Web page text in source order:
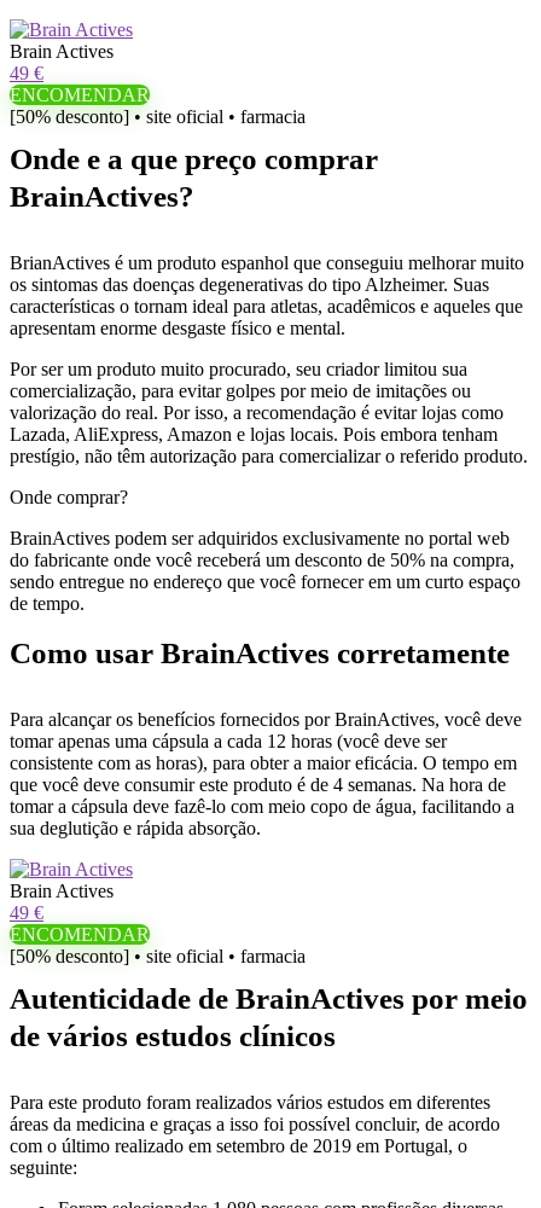
Brain Actives
49 €
ENCOMENDAR
[50% desconto] • site oficial • farmacia
Onde e a que preço comprar
BrainActives?
BrianActives é um produto espanhol que conseguiu melhorar muito
os sintomas das doenças degenerativas do tipo Alzheimer. Suas
características o tornam ideal para atletas, acadêmicos e aqueles que
apresentam enorme desgaste físico e mental.
Por ser um produto muito procurado, seu criador limitou sua
comercialização, para evitar golpes por meio de imitações ou
valorização do real. Por isso, a recomendação é evitar lojas como
Lazada, AliExpress, Amazon e lojas locais. Pois embora tenham
prestígio, não têm autorização para comercializar o referido produto.
Onde comprar?
BrainActives podem ser adquiridos exclusivamente no portal web
do fabricante onde você receberá um desconto de 50% na compra,
sendo entregue no endereço que você fornecer em um curto espaço
de tempo.
Como usar BrainActives corretamente
Para alcançar os benefícios fornecidos por BrainActives, você deve
tomar apenas uma cápsula a cada 12 horas (você deve ser
consistente com as horas), para obter a maior eficácia. O tempo em
que você deve consumir este produto é de 4 semanas. Na hora de
tomar a cápsula deve fazê-lo com meio copo de água, facilitando a
sua deglutição e rápida absorção.
Brain Actives
49 €
ENCOMENDAR
[50% desconto] • site oficial • farmacia
Autenticidade de BrainActives por meio
de vários estudos clínicos
Para este produto foram realizados vários estudos em diferentes
áreas da medicina e graças a isso foi possível concluir, de acordo
com o último realizado em setembro de 2019 em Portugal, o
seguinte: